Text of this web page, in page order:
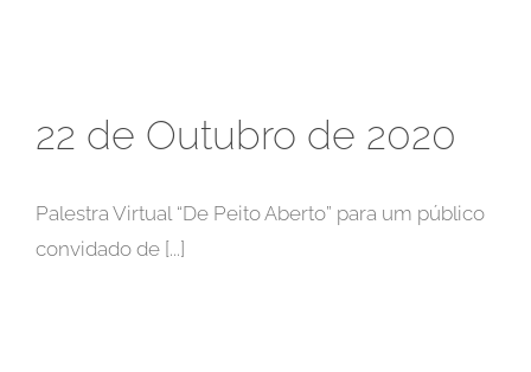
22 de Outubro de 2020
Palestra Virtual “De Peito Aberto” para um público
convidado de [...]